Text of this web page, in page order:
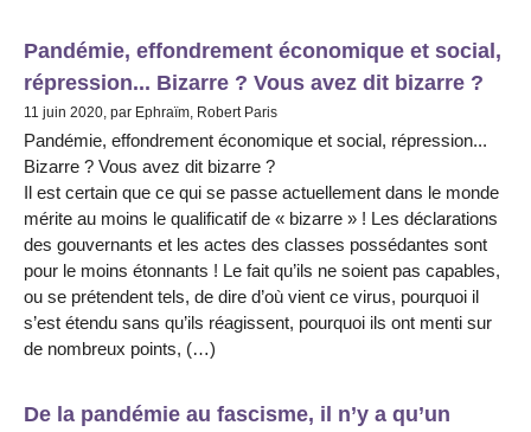
Pandémie, effondrement économique et social,
répression... Bizarre ? Vous avez dit bizarre ?
11 juin 2020, par Ephraïm, Robert Paris
Pandémie, effondrement économique et social, répression...
Bizarre ? Vous avez dit bizarre ?
Il est certain que ce qui se passe actuellement dans le monde
mérite au moins le qualificatif de « bizarre » ! Les déclarations
des gouvernants et les actes des classes possédantes sont
pour le moins étonnants ! Le fait qu’ils ne soient pas capables,
ou se prétendent tels, de dire d’où vient ce virus, pourquoi il
s’est étendu sans qu’ils réagissent, pourquoi ils ont menti sur
de nombreux points, (…)
De la pandémie au fascisme, il n’y a qu’un